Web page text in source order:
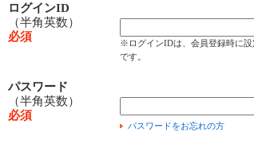
ログインID
（半角英数）
必須
※ログインIDは、会員登録時に設
です。
パスワード
（半角英数）
必須
パスワードをお忘れの方